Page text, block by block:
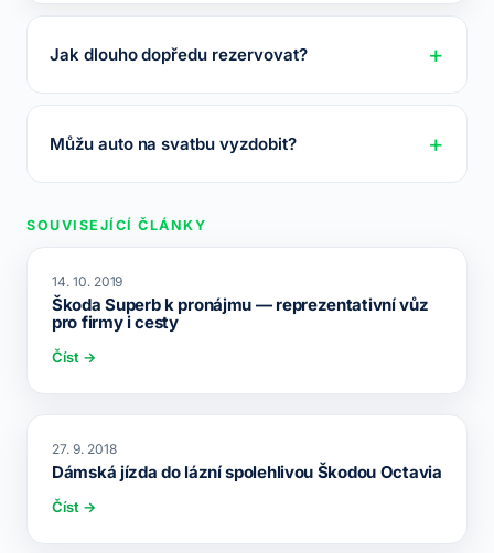
Jak dlouho dopředu rezervovat?
Můžu auto na svatbu vyzdobit?
SOUVISEJÍCÍ ČLÁNKY
14. 10. 2019
Škoda Superb k pronájmu — reprezentativní vůz
pro firmy i cesty
Číst →
27. 9. 2018
Dámská jízda do lázní spolehlivou Škodou Octavia
Číst →